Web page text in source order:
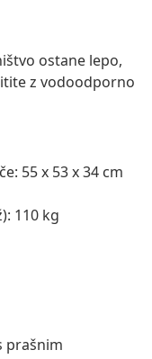
ostane lepo,
z vodoodporno
55 x 53 x 34 cm
110 kg
prašnim